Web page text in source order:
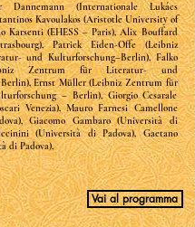
Dannemann (Internationale Lukács
Kavoulakos (Aristotle University of
Karsenti (EHESS – Paris), Alix Bouffard
Patrick Eiden-Offe (Leibniz
und Kulturforschung–Berlin), Falko
Zentrum für Literatur- und
Ernst Müller (Leibniz Zentrum für
– Berlin), Giorgio Cesarale
Venezia), Mauro Farnesi Camellone
Giacomo Gambaro (Università di
(Università di Padova), Gaetano
di Padova),
Vai al programma